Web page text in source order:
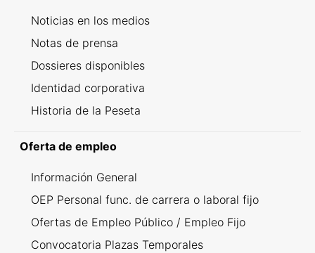
Noticias en los medios
Notas de prensa
Dossieres disponibles
Identidad corporativa
Historia de la Peseta
Oferta de empleo
Información General
OEP Personal func. de carrera o laboral fijo
Ofertas de Empleo Público / Empleo Fijo
Convocatoria Plazas Temporales